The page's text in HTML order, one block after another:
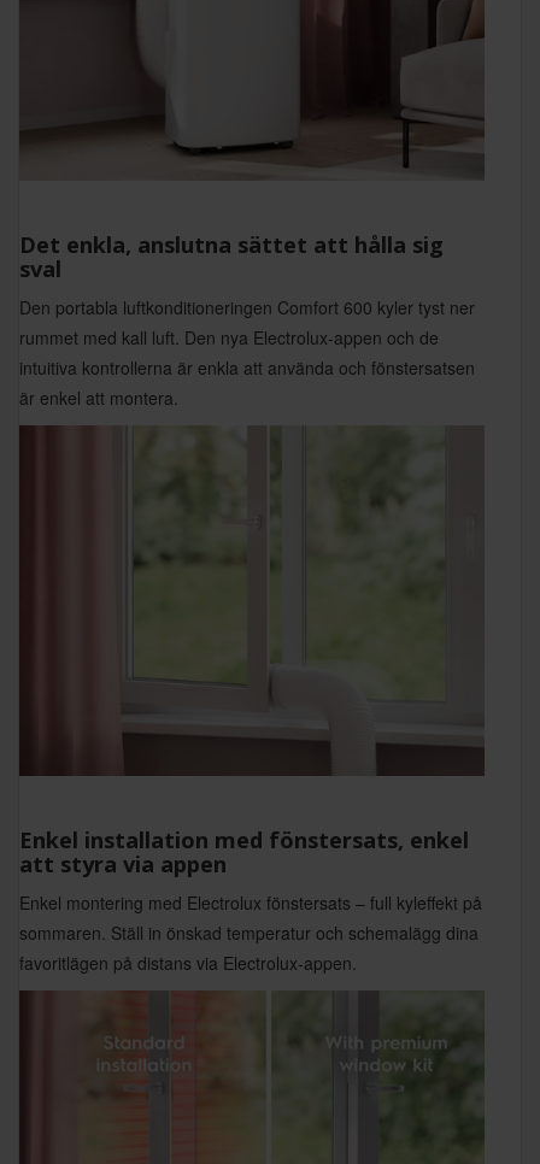
Det enkla, anslutna sättet att hålla sig
sval
Den portabla luftkonditioneringen Comfort 600 kyler tyst ner
rummet med kall luft. Den nya Electrolux-appen och de
intuitiva kontrollerna är enkla att använda och fönstersatsen
är enkel att montera.
Enkel installation med fönstersats, enkel
att styra via appen
Enkel montering med Electrolux fönstersats – full kyleffekt på
sommaren. Ställ in önskad temperatur och schemalägg dina
favoritlägen på distans via Electrolux-appen.